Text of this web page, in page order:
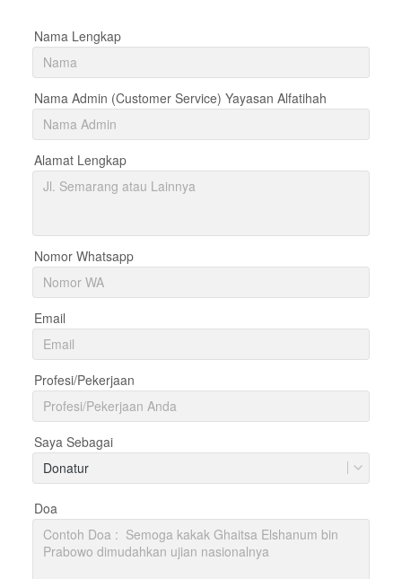
Nama Lengkap
Nama Admin (Customer Service) Yayasan Alfatihah
Alamat Lengkap
Nomor Whatsapp
Email
Profesi/Pekerjaan
Saya Sebagai
Donatur
Doa